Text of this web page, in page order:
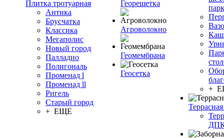
Плитка тротуарная
Антика
Брусчатка
Классика
Мегаполис
Новый город
Палладио
Полигональ
Променад l
Променад ll
Ригель
Старый город
+ ЕЩЕ
Георешетка
Агроволокно
Геомембрана
Геосетка
+